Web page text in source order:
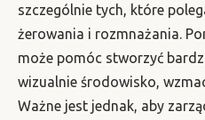
szczególnie tych, które
żerowania i rozmnażania.
może pomóc stworzyć
wizualnie środowisko,
Ważne jest jednak, aby